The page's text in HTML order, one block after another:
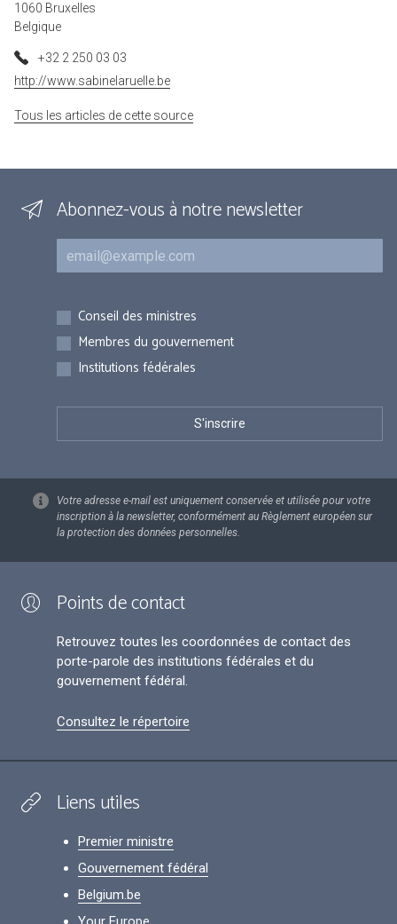
1060 Bruxelles
Belgique
+32 2 250 03 03
http://www.sabinelaruelle.be
Tous les articles de cette source
Abonnez-vous à notre newsletter
Courriel
Inscriptions
Conseil des ministres
Membres du gouvernement
Institutions fédérales
Votre adresse e-mail est uniquement conservée et utilisée pour votre
inscription à la newsletter, conformément au Règlement européen sur
la protection des données personnelles.
Points de contact
Retrouvez toutes les coordonnées de contact des
porte-parole des institutions fédérales et du
gouvernement fédéral.
Consultez le répertoire
Liens utiles
Premier ministre
Gouvernement fédéral
Belgium.be